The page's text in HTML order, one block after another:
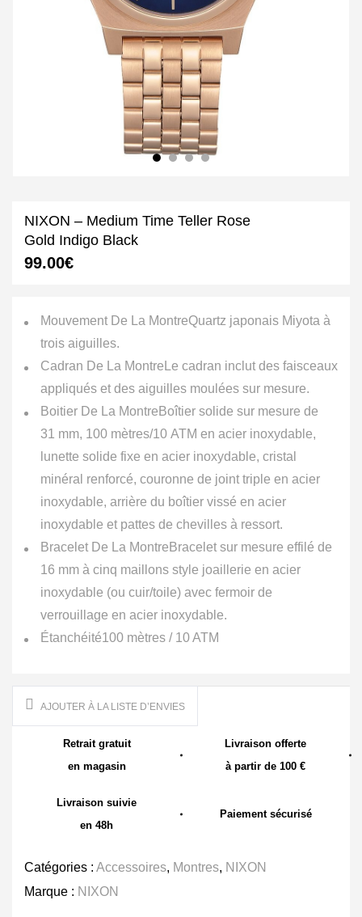
NIXON – Medium Time Teller Rose
Gold Indigo Black
99.00€
Mouvement De La MontreQuartz japonais Miyota à
trois aiguilles.
Cadran De La Montre Le cadran inclut des faisceaux
appliqués et des aiguilles moulées sur mesure.
Boitier De La Montre Boîtier solide sur mesure de
31 mm, 100 mètres/10 ATM en acier inoxydable,
lunette solide fixe en acier inoxydable, cristal
minéral renforcé, couronne de joint triple en acier
inoxydable, arrière du boîtier vissé en acier
inoxydable et pattes de chevilles à ressort.
Bracelet De La Montre Bracelet sur mesure effilé de
16 mm à cinq maillons style joaillerie en acier
inoxydable (ou cuir/toile) avec fermoir de
verrouillage en acier inoxydable.
Étanchéité100 mètres / 10 ATM
AJOUTER À LA LISTE D’ENVIES
Retrait gratuit
en magasin
Livraison offerte
à partir de 100 €
Livraison suivie
en 48h
Paiement sécurisé
Catégories : Accessoires, Montres, NIXON
Marque : NIXON